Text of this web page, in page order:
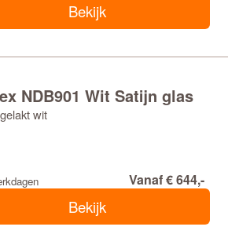
Bekijk
NDB901 Wit Satijn glas
wit
Vanaf € 644,-
Bekijk